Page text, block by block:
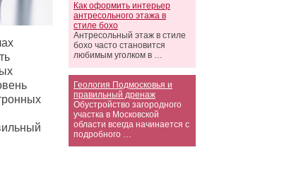
Как оформить интерьер
антресольного этажа в
стиле бохо
Антресольный этаж в стиле
бохо часто становится
любимым уголком в …
Геология Подмосковья и
правильный дренаж
Обустройство загородного
участка в Московской
области всегда начинается с
подробного …